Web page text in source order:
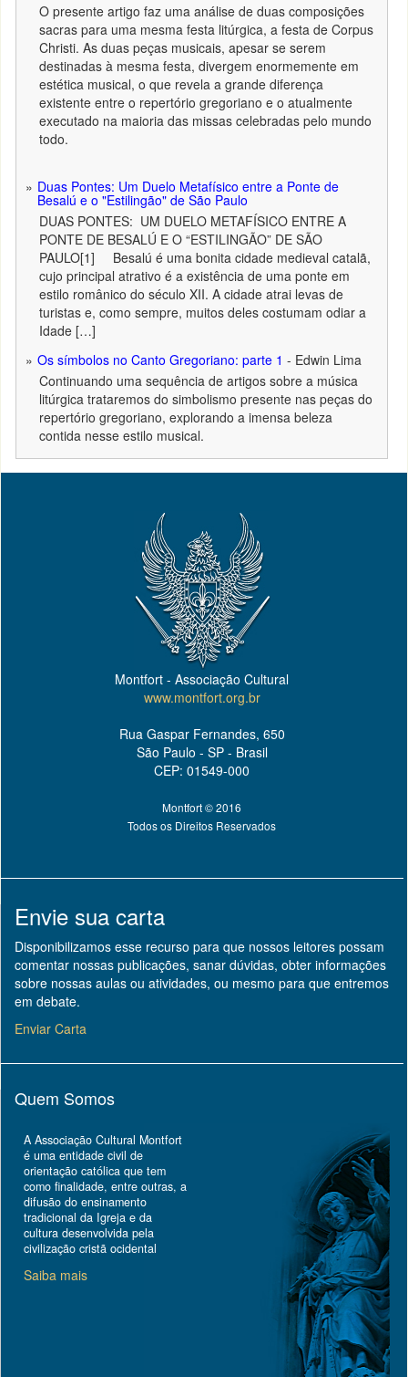
O presente artigo faz uma análise de duas composições
sacras para uma mesma festa litúrgica, a festa de Corpus
Christi. As duas peças musicais, apesar se serem
destinadas à mesma festa, divergem enormemente em
estética musical, o que revela a grande diferença
existente entre o repertório gregoriano e o atualmente
executado na maioria das missas celebradas pelo mundo
todo.
Duas Pontes: Um Duelo Metafísico entre a Ponte de
Besalú e o "Estilingão" de São Paulo
DUAS PONTES: UM DUELO METAFÍSICO ENTRE A
PONTE DE BESALÚ E O “ESTILINGÃO” DE SÃO
PAULO[1] Besalú é uma bonita cidade medieval catalã,
cujo principal atrativo é a existência de uma ponte em
estilo românico do século XII. A cidade atrai levas de
turistas e, como sempre, muitos deles costumam odiar a
Idade […]
Os símbolos no Canto Gregoriano: parte 1 - Edwin Lima
Continuando uma sequência de artigos sobre a música
litúrgica trataremos do simbolismo presente nas peças do
repertório gregoriano, explorando a imensa beleza
contida nesse estilo musical.
Montfort - Associação Cultural
www.montfort.org.br
Rua Gaspar Fernandes, 650
São Paulo - SP - Brasil
CEP: 01549-000
Montfort © 2016
Todos os Direitos Reservados
Envie sua carta
Disponibilizamos esse recurso para que nossos leitores possam
comentar nossas publicações, sanar dúvidas, obter informações
sobre nossas aulas ou atividades, ou mesmo para que entremos
em debate.
Enviar Carta
Quem Somos
A Associação Cultural Montfort
é uma entidade civil de
orientação católica que tem
como finalidade, entre outras, a
difusão do ensinamento
tradicional da Igreja e da
cultura desenvolvida pela
civilização cristã ocidental
Saiba mais